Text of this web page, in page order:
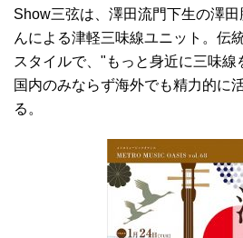
Show三弦は、澤田流門下生の澤
んによる津軽三味線ユニット。伝
スタイルで、"もっと身近に三味
国内のみならず海外でも精力的に
る。